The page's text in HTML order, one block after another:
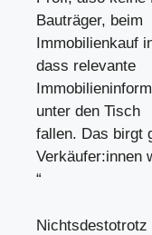
Bauträger, beim
Immobilienkauf
dass relevante
unter den Tisch
fallen. Das birgt
Verkäufer:innen
“
Nichtsdestotrotz